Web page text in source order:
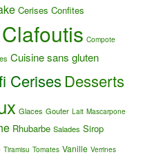
Cerises Confites
Clafoutis Compote
Cuisine sans gluten
Cerises Desserts
Glaces Gouter Lait Mascarpone
Rhubarbe Salades Sirop
Tiramisu Tomates Vanille Verrines